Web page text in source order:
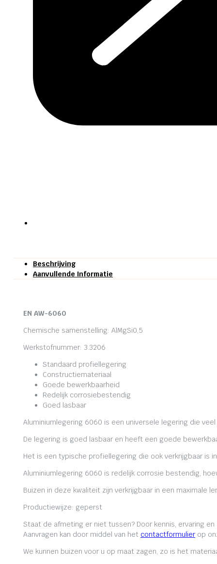
Beschrijving
Aanvullende Informatie
EN AW-6060
Chemische samenstelling: AlMgSi0,5
Werkstofnummer: 3.3206
Standaard profiellegering
Constructiemateriaal
Goede bewerkbaarheid
Redelijk corrosiebestendig
Goed lasbaar
Aluminiumlegering 6060 is een universele legering die
De legering is goed lasbaar en heeft een goede
Het is een typische profiellegering die ook verkrijgbaar is
Aluminiumlegering 6060 is redelijk corrosie bestendig,
Buizen in deze kwaliteit zijn verkrijgbaar in een maximale
Productiewijze: geperst
Staat de afmeting er niet tussen? Door kennis, ervaring
Aanvragen kan door middel van het contactformulier op
We kunnen buizen voor u op maat zagen, zo is het